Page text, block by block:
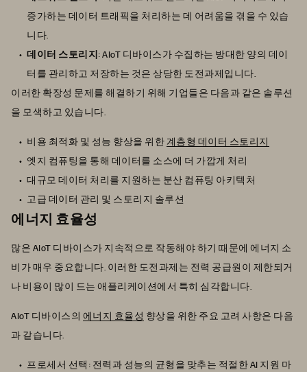
증가하는 데이터 트래픽을 처리하는 데 어려움을 겪을 수 있습
니다.
데이터 스토리지: AIoT 디바이스가 수집하는 방대한 양의 데이
터를 관리하고 저장하는 것은 상당한 도전과제입니다.
이러한 확장성 문제를 해결하기 위해 기업들은 다음과 같은 솔루션
을 모색하고 있습니다.
비용 최적화 및 성능 향상을 위한 계층형 데이터 스토리지
엣지 컴퓨팅을 통해 데이터를 소스에 더 가깝게 처리
대규모 데이터 처리를 지원하는 분산 컴퓨팅 아키텍처
고급 데이터 관리 및 스토리지 솔루션
에너지 효율성
많은 AIoT 디바이스가 지속적으로 작동해야 하기 때문에 에너지 소
비가 매우 중요합니다. 이러한 도전과제는 전력 공급원이 제한되거
나 비용이 많이 드는 애플리케이션에서 특히 심각합니다.
AIoT 디바이스의 에너지 효율성 향상을 위한 주요 고려 사항은 다음
과 같습니다.
프로세서 선택: 전력과 성능의 균형을 맞추는 적절한 AI 지원 마